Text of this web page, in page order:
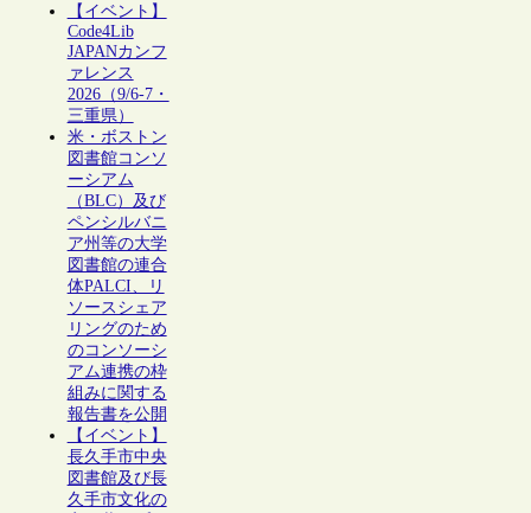
【イベント】
Code4Lib
JAPANカンフ
ァレンス
2026（9/6-7・
三重県）
米・ボストン
図書館コンソ
ーシアム
（BLC）及び
ペンシルバニ
ア州等の大学
図書館の連合
体PALCI、リ
ソースシェア
リングのため
のコンソーシ
アム連携の枠
組みに関する
報告書を公開
【イベント】
長久手市中央
図書館及び長
久手市文化の